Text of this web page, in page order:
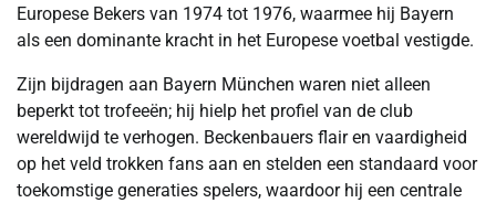
Europese Bekers van 1974 tot 1976, waarmee hij Bayern
als een dominante kracht in het Europese voetbal vestigde.
Zijn bijdragen aan Bayern München waren niet alleen
beperkt tot trofeeën; hij hielp het profiel van de club
wereldwijd te verhogen. Beckenbauers flair en vaardigheid
op het veld trokken fans aan en stelden een standaard voor
toekomstige generaties spelers, waardoor hij een centrale